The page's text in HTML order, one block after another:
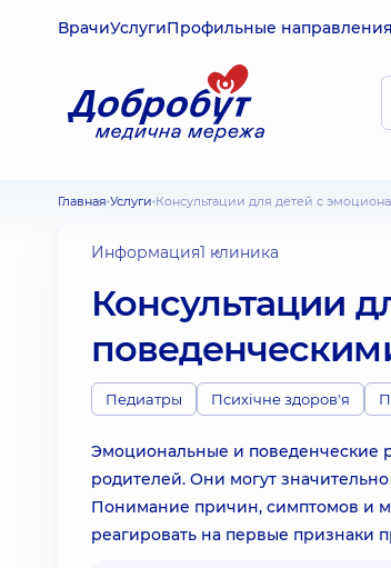
ВрачиУслугиПрофильные направления
Главная Услуги Консультации для детей с
Информация1 клиника
Консультации
Педиатры Психічне здоров'я
Эмоциональные и поведенческие
родителей. Они могут
Понимание причин, симптомов и
реагировать на первые признаки